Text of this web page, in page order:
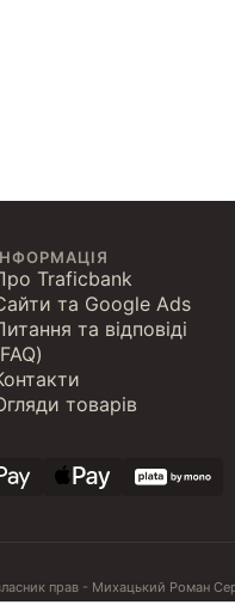
Traficbank
та Google Ads
та відповіді
товарів
прав - Михацький Роман